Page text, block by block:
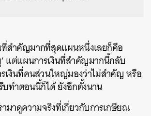
ที่สำคัญมากที่สุดแผนหนึ่งเลยก็คือ
แต่แผนการเงินที่สำคัญมากนี้กลับ
เงินที่คนส่วนใหญ่มองว่าไม่สำคัญ หรือ
บทำตอนนี้ก็ได้ ยังอีกตั้งนาน
มาดูความจริงที่เกี่ยวกับการเกษียณ